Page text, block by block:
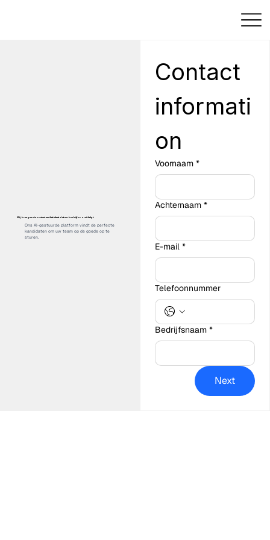
Wij brengen u in contact met het talent dat uw bedrijf vooruit helpt.
Ons AI-gestuurde platform vindt de perfecte
kandidaten om uw team op de goede op te
sturen.
Contact
informati
on
Voornaam *
Achternaam *
E-mail *
Telefoonnummer
Bedrijfsnaam *
Next